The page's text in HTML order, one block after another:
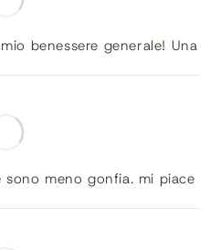
benessere generale! Una
sono meno gonfia. mi piace